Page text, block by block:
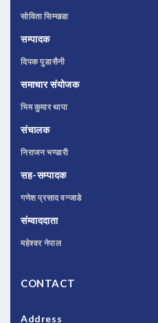
सोविता सिम्खडा
सम्पादक
दिपक पुडासैनी
समाचार संयोजक
भिम कुमार थापा
संचालक
निराजन भण्डारी
सह-सम्पादक
गणेश प्रसाद वन्जाडे
संम्वाददाता
महेश्वर नेपाल
CONTACT
Address